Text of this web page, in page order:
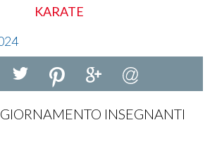
KARATE
INSEGNANTI